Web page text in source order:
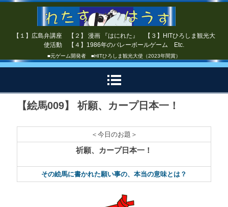
【１】広島弁講座 【２】 漫画 『はにれた』 【３】HITひろしま観光大
使活動 【４】1986年のバレーボールゲーム Etc.
■元ゲーム開発者 ■HITひろしま観光大使（2023年間賞）
【絵馬009】 祈願、カープ日本一！
＜今日のお題＞
祈願、カープ日本一！
その絵馬に書かれた願い事の、本当の意味とは？